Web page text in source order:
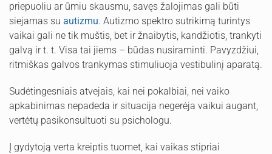
priepuoliu ar ūmiu skausmu, savęs žalojimas gali būti
siejamas su autizmu. Autizmo spektro sutrikimą turintys
vaikai gali ne tik muštis, bet ir žnaibytis, kandžiotis, trankyti
galvą ir t. t. Visa tai jiems – būdas nusiraminti. Pavyzdžiui,
ritmiškas galvos trankymas stimuliuoja vestibulinį aparatą.
Sudėtingesniais atvejais, kai nei pokalbiai, nei vaiko
apkabinimas nepadeda ir situacija negerėja vaikui augant,
vertėtų pasikonsultuoti su psichologu.
Į gydytoją verta kreiptis tuomet, kai vaikas stipriai